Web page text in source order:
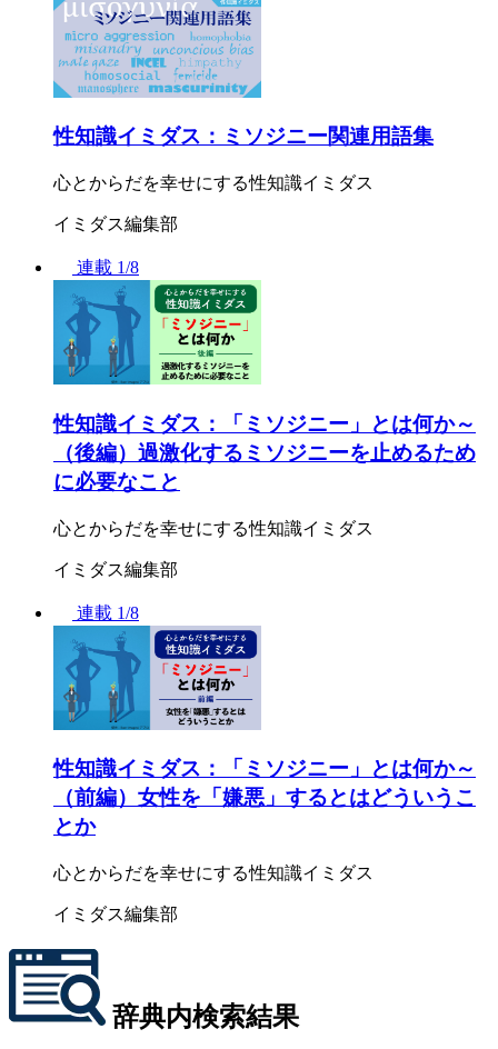
性知識イミダス：ミソジニー関連用語集
心とからだを幸せにする性知識イミダス
イミダス編集部
連載 1/8
性知識イミダス：「ミソジニー」とは何か～
（後編）過激化するミソジニーを止めるため
に必要なこと
心とからだを幸せにする性知識イミダス
イミダス編集部
連載 1/8
性知識イミダス：「ミソジニー」とは何か～
（前編）女性を「嫌悪」するとはどういうこ
とか
心とからだを幸せにする性知識イミダス
イミダス編集部
辞典内検索結果